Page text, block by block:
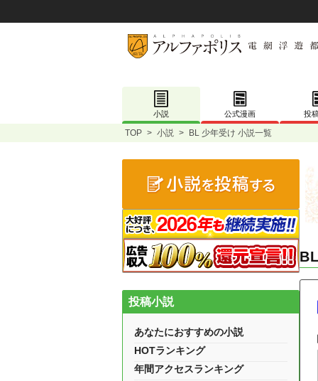
小説 公式漫画 投
TOP > 小説 > BL 少年受け 小説一覧
投稿小説
あなたにおすすめの小説
HOTランキング
年間アクセスランキング